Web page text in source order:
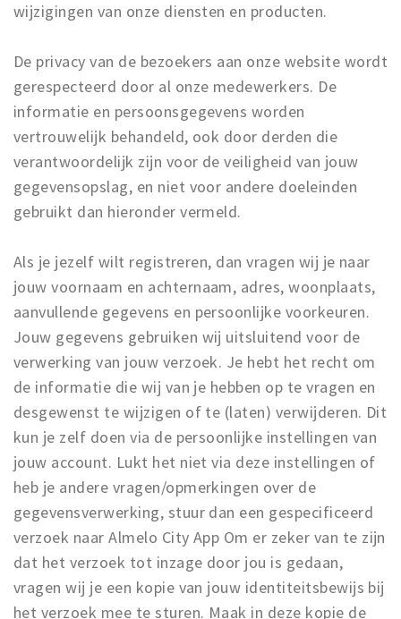
wijzigingen van onze diensten en producten.
De privacy van de bezoekers aan onze website wordt
gerespecteerd door al onze medewerkers. De
informatie en persoonsgegevens worden
vertrouwelijk behandeld, ook door derden die
verantwoordelijk zijn voor de veiligheid van jouw
gegevensopslag, en niet voor andere doeleinden
gebruikt dan hieronder vermeld.
Als je jezelf wilt registreren, dan vragen wij je naar
jouw voornaam en achternaam, adres, woonplaats,
aanvullende gegevens en persoonlijke voorkeuren.
Jouw gegevens gebruiken wij uitsluitend voor de
verwerking van jouw verzoek. Je hebt het recht om
de informatie die wij van je hebben op te vragen en
desgewenst te wijzigen of te (laten) verwijderen. Dit
kun je zelf doen via de persoonlijke instellingen van
jouw account. Lukt het niet via deze instellingen of
heb je andere vragen/opmerkingen over de
gegevensverwerking, stuur dan een gespecificeerd
verzoek naar Almelo City App Om er zeker van te zijn
dat het verzoek tot inzage door jou is gedaan,
vragen wij je een kopie van jouw identiteitsbewijs bij
het verzoek mee te sturen. Maak in deze kopie de